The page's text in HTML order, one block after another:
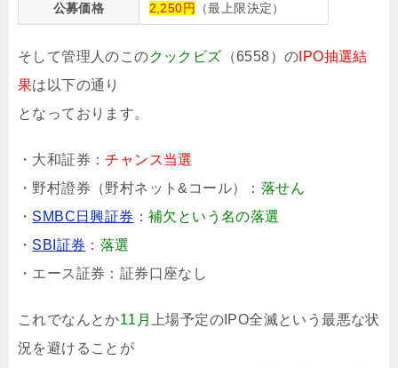
公募価格 2,250円 （最上限決定）
そして管理人のこのクックビズ （6558）の IPO抽選結
果は以下の通り
となっております。
・大和証券：チャンス当選
・野村證券（野村ネット&コール）： 落せん
・ SMBC日興証券 ：補欠という名の落選
・ SBI証券 ： 落選
・エース証券：証券口座なし
これでなんとか11月
上場予定のIPO全滅という最悪な状
況を避けることが